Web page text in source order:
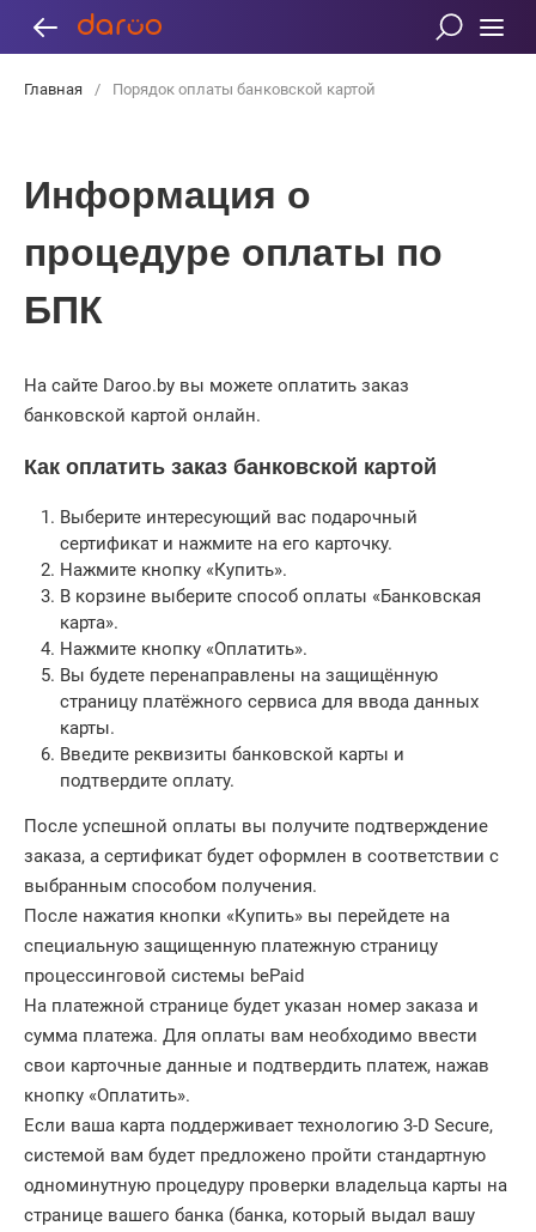
Главная / Порядок оплаты банковской картой
Информация о
процедуре оплаты по
БПК
На сайте Daroo.by вы можете оплатить заказ
банковской картой онлайн.
Как оплатить заказ банковской картой
Выберите интересующий вас подарочный
сертификат и нажмите на его карточку.
Нажмите кнопку «Купить».
В корзине выберите способ оплаты «Банковская
карта».
Нажмите кнопку «Оплатить».
Вы будете перенаправлены на защищённую
страницу платёжного сервиса для ввода данных
карты.
Введите реквизиты банковской карты и
подтвердите оплату.
После успешной оплаты вы получите подтверждение
заказа, а сертификат будет оформлен в соответствии с
выбранным способом получения.
После нажатия кнопки «Купить» вы перейдете на
специальную защищенную платежную страницу
процессинговой системы bePaid
На платежной странице будет указан номер заказа и
сумма платежа. Для оплаты вам необходимо ввести
свои карточные данные и подтвердить платеж, нажав
кнопку «Оплатить».
Если ваша карта поддерживает технологию 3-D Secure,
системой вам будет предложено пройти стандартную
одноминутную процедуру проверки владельца карты на
странице вашего банка (банка, который выдал вашу